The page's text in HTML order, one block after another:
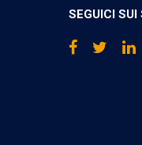
SEGUICI SUI